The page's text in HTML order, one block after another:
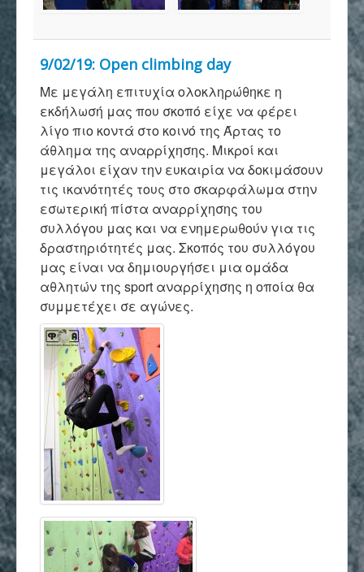
9/02/19: Open climbing day
Με μεγάλη επιτυχία ολοκληρώθηκε η
εκδήλωσή μας που σκοπό είχε να φέρει
λίγο πιο κοντά στο κοινό της Άρτας το
άθλημα της αναρρίχησης. Μικροί και
μεγάλοι είχαν την ευκαιρία να δοκιμάσουν
τις ικανότητές τους στο σκαρφάλωμα στην
εσωτερική πίστα αναρρίχησης του
συλλόγου μας και να ενημερωθούν για τις
δραστηριότητές μας. Σκοπός του συλλόγου
μας είναι να δημιουργήσει μια ομάδα
αθλητών της sport αναρρίχησης η οποία θα
συμμετέχει σε αγώνες.